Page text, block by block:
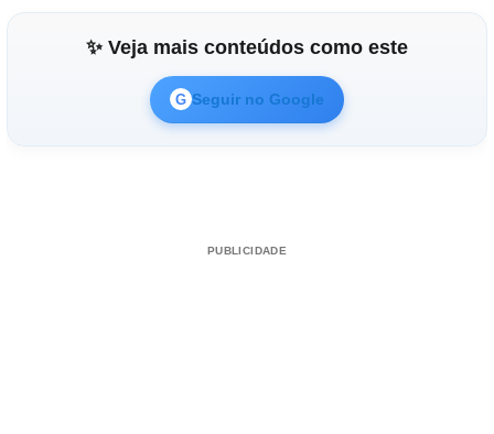
✨ Veja mais conteúdos como este
G Seguir no Google
PUBLICIDADE